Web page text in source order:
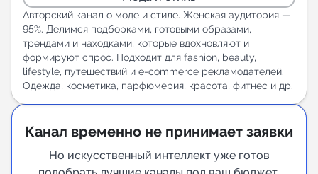
Горящие предложения
Индекс читаемости каналов в Telegram
New
Аналитика MAX каналов
Индивидуальное сопровождение
Авторский канал о моде и стиле. Женская аудитория —
95%. Делимся подборками, готовыми образами,
трендами и находками, которые вдохновляют и
формируют спрос. Подходит для fashion, beauty,
lifestyle, путешествий и e-commerce рекламодателей.
Одежда, косметика, парфюмерия, красота, фитнес и др.
Канал временно не принимает заявки
Но искусственный интеллект уже готов